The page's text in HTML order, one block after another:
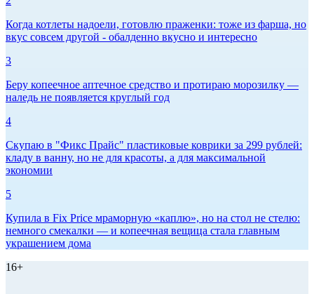
Когда котлеты надоели, готовлю праженки: тоже из фарша, но
вкус совсем другой - обалденно вкусно и интересно
3
Беру копеечное аптечное средство и протираю морозилку —
наледь не появляется круглый год
4
Скупаю в "Фикс Прайс" пластиковые коврики за 299 рублей:
кладу в ванну, но не для красоты, а для максимальной
экономии
5
Купила в Fix Price мраморную «каплю», но на стол не стелю:
немного смекалки — и копеечная вещица стала главным
украшением дома
16+